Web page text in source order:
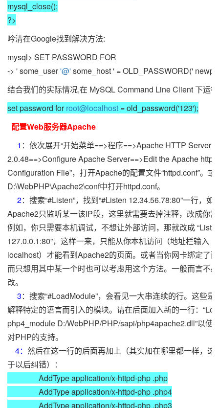
mysql_close();
?>
吟清在Google找到解决方法:
mysql> SET PASSWORD FOR
-> ' some_user'@'some_host ' = OLD_PASSWORD('
结合我们的实际情况,在 MySQL Command Line Client 下运
set password forroot@localhost = old_password('123');
配置Web服务器Apache
1 ：依次展开“开始菜单==>程序==>Apache HTTP Server
2.0.48==>Configure Apache Server==>Edit the Apache
Configuration File”，打开Apache的配置文件“httpd.conf”。或
D:\WebPHP\Apache2\conf中打开httpd.conf。
2：搜索“#Listen”，找到“#Listen 12.34.56.78:80”一行，如
Apache2只监听某一该IP段，这里就需要去掉注释，改成你
例如，你只需要本机调试，不想让外部访问，那就改成
127.0.0.1:80”，这样一来，只能从你本机访问（地址栏输入
localhost）才能看到Apache2的页面。或者当你网卡绑定了
而只想用其中某一个时也可以考虑用这个方法。一般而言不
改。
3：搜索“#LoadModule”，会看见一大串连续的行。这些
解释特定的语言而引入的模块。请在后面加入新的一行：
php4_module D:/WebPHP/PHP/sapi/php4apache2.dll”以使
对PHP的支持。
4： 然后在这一行的后面再加上（其实加在哪里都一样，这
于以后纠错）：
AddType application/x-httpd-php .php
AddType application/x-httpd-php .php4
AddType application/x-httpd-php .php3